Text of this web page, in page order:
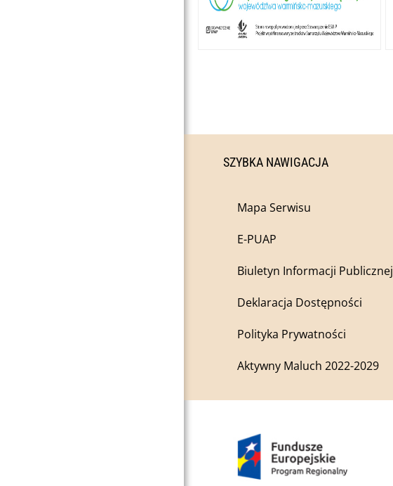
SZYBKA NAWIGACJA
Mapa Serwisu
E-PUAP
Biuletyn Informacji Publicznej
Deklaracja Dostępności
Polityka Prywatności
Aktywny Maluch 2022-2029